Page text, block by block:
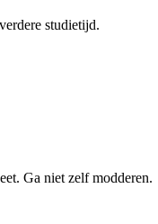
studietijd.
Ga niet zelf modderen.